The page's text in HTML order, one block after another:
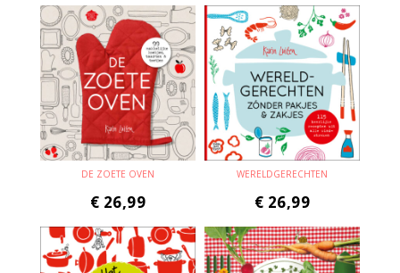
DE ZOETE OVEN
€ 26,99
WERELDGERECHTEN
€ 26,99